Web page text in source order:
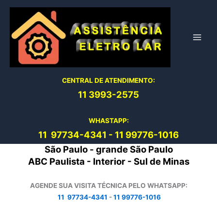
conteúdo
CENTRAL DE ATENDIMENTO:
11 3993-2575
WHASTAPP:
11 97734-4341 - 11 99776-1016
São Paulo - grande São Paulo
ABC Paulista - Interior - Sul de Minas
AGENDE SUA VISITA TÉCNICA PELO WHATSAPP:
11 97734-4341 -11 99776-1016